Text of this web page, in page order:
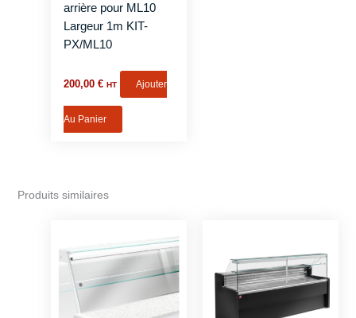
arrière pour ML10
Largeur 1m KIT-
PX/ML10
200,00€ HT Ajouter
Au Panier
Produits similaires